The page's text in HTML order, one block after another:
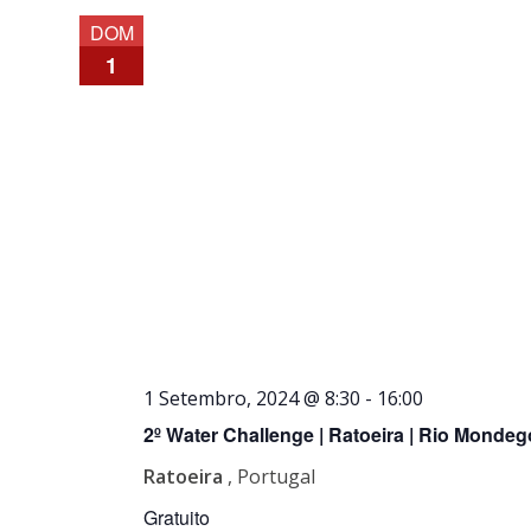
DOM
1
2º Water Challenge | Ratoeira | Rio
1 Setembro, 2024 @ 8:30 - 16:00
Ratoeira , Portugal
Gratuito